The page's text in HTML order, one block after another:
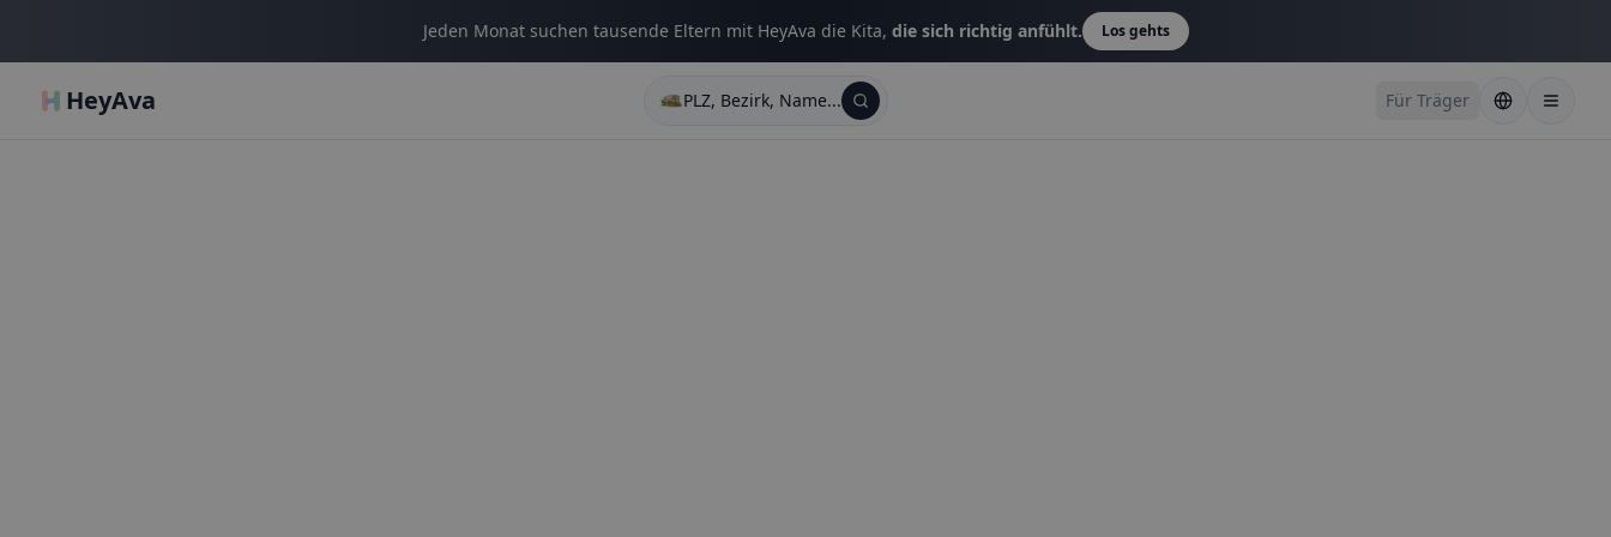
Jeden Monat suchen tausende Eltern mit HeyAva die Kita, die sich richtig anfühlt. Los gehts
HeyAva PLZ, Bezirk, Name... Für Träger